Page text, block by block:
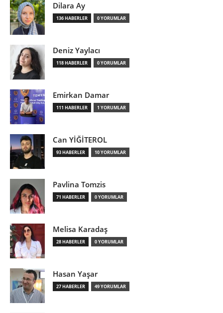
Dilara Ay
136 HABERLER 0 YORUMLAR
Deniz Yaylacı
118 HABERLER 0 YORUMLAR
Emirkan Damar
111 HABERLER 1 YORUMLAR
Can YİĞİTEROL
93 HABERLER 10 YORUMLAR
Pavlina Tomzis
71 HABERLER 0 YORUMLAR
Melisa Karadaş
28 HABERLER 0 YORUMLAR
Hasan Yaşar
27 HABERLER 49 YORUMLAR